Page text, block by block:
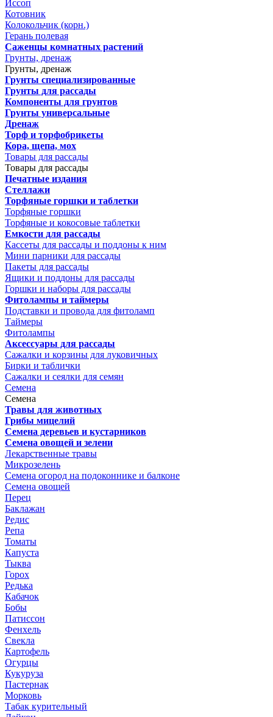
Иссоп
Котовник
Колокольчик (корн.)
Герань полевая
Саженцы комнатных растений
Грунты, дренаж
Грунты, дренаж
Грунты специализированные
Грунты для рассады
Компоненты для грунтов
Грунты универсальные
Дренаж
Торф и торфобрикеты
Кора, щепа, мох
Товары для рассады
Товары для рассады
Печатные издания
Стеллажи
Торфяные горшки и таблетки
Торфяные горшки
Торфяные и кокосовые таблетки
Емкости для рассады
Кассеты для рассады и поддоны к ним
Мини парники для рассады
Пакеты для рассады
Ящики и поддоны для рассады
Горшки и наборы для рассады
Фитолампы и таймеры
Подставки и провода для фитоламп
Таймеры
Фитолампы
Аксессуары для рассады
Сажалки и корзины для луковичных
Бирки и таблички
Сажалки и сеялки для семян
Семена
Семена
Травы для животных
Грибы мицелий
Семена деревьев и кустарников
Семена овощей и зелени
Лекарственные травы
Микрозелень
Семена огород на подоконнике и балконе
Семена овощей
Перец
Баклажан
Редис
Репа
Томаты
Капуста
Тыква
Горох
Редька
Кабачок
Бобы
Патиссон
Фенхель
Свекла
Картофель
Огурцы
Кукуруза
Пастернак
Морковь
Табак курительный